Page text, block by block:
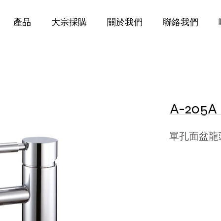
產品 大宗採購 關於我們 聯絡我們
A-205A
單孔面盆龍